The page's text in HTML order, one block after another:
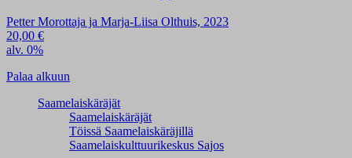
Petter Morottaja ja Marja-Liisa Olthuis, 2023
20,00 €
alv. 0%
Palaa alkuun
Saamelaiskäräjät
Saamelaiskäräjät
Töissä Saamelaiskäräjillä
Saamelaiskulttuuri­keskus Sajos